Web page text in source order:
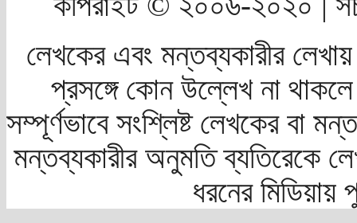
লেখকের এবং মন্তব্যকারীর
প্রসঙ্গে কোন উল্লেখ না
সম্পূর্ণভাবে সংশ্লিষ্ট লেখকের বা
মন্তব্যকারীর অনুমতি ব্যতিরেকে
ধরনের মিডিয়ায়